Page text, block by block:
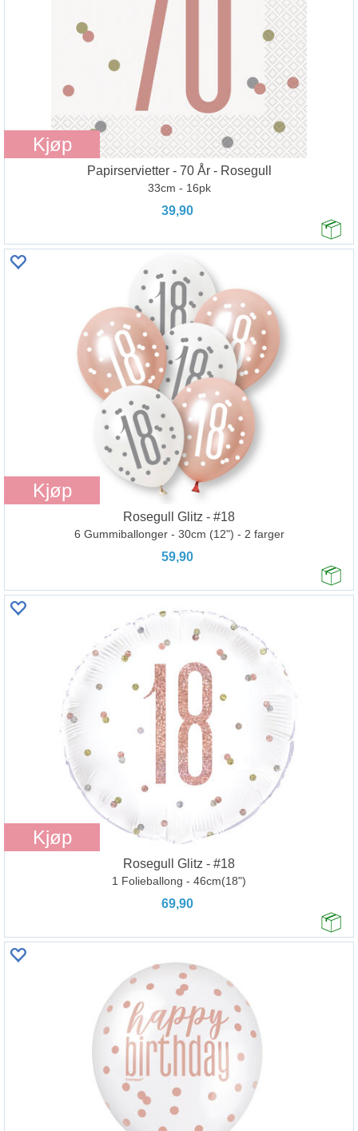
Kjøp
Papirservietter - 70 År - Rosegull
33cm - 16pk
39,90
Kjøp
Rosegull Glitz - #18
6 Gummiballonger - 30cm (12") - 2 farger
59,90
Kjøp
Rosegull Glitz - #18
1 Folieballong - 46cm(18")
69,90